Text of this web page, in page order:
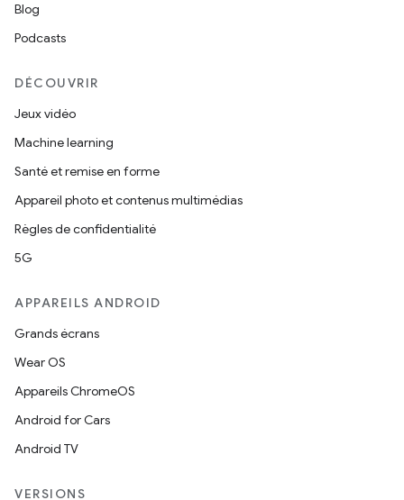
Blog
Podcasts
DÉCOUVRIR
Jeux vidéo
Machine learning
Santé et remise en forme
Appareil photo et contenus multimédias
Règles de confidentialité
5G
APPAREILS ANDROID
Grands écrans
Wear OS
Appareils ChromeOS
Android for Cars
Android TV
VERSIONS